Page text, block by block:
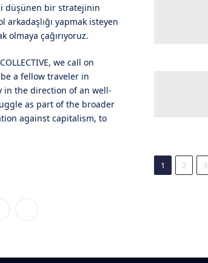
düşünen bir stratejinin
arkadaşlığı yapmak isteyen
olmaya çağırıyoruz.
we call on
a fellow traveler in
in the direction of an well-
as part of the broader
against capitalism, to
1 2 3